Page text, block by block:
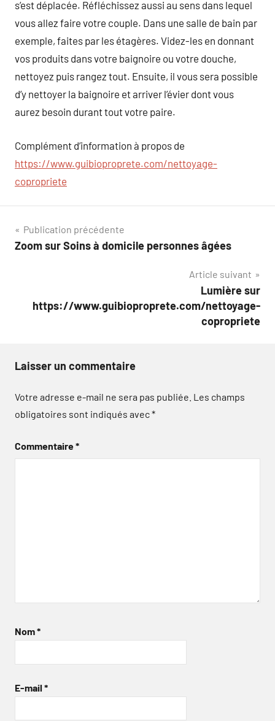
s’est déplacée. Réfléchissez aussi au sens dans lequel
vous allez faire votre couple. Dans une salle de bain par
exemple, faites par les étagères. Videz-les en donnant
vos produits dans votre baignoire ou votre douche,
nettoyez puis rangez tout. Ensuite, il vous sera possible
d’y nettoyer la baignoire et arriver l’évier dont vous
aurez besoin durant tout votre paire.
Complément d’information à propos de
https://www.guibioproprete.com/nettoyage-
copropriete
Navigation
de
Publication précédente
Zoom sur Soins à domicile personnes âgées
Article suivant
Lumière sur
https://www.guibioproprete.com/nettoyage-
copropriete
Laisser un commentaire
Votre adresse e-mail ne sera pas publiée. Les champs
obligatoires sont indiqués avec*
Commentaire*
Nom*
E-mail *